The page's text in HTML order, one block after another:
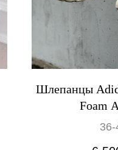
Шлепанцы
Foam
36-